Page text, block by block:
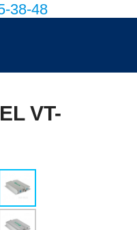
38-48
VT-